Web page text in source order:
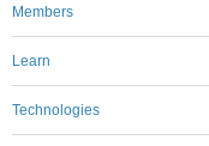
Members
Learn
Technologies